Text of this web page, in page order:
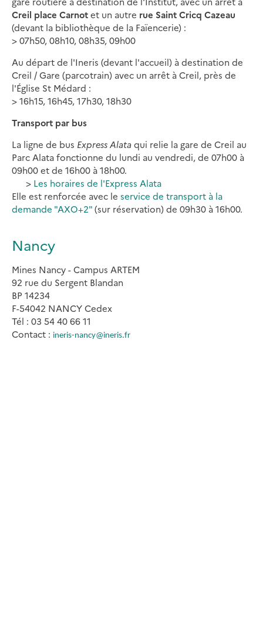
Creil place Carnotet un autre rue Saint Cricq Cazeau
(devant la bibliothèque de la Faïencerie) :
> 07h50, 08h10, 08h35, 09h00
Au départ de l'Ineris (devant l'accueil) à destination de
Creil / Gare (parcotrain) avec un arrêt à Creil, près de
l'Église St Médard :
> 16h15, 16h45, 17h30, 18h30
Transport par bus
La ligne de bus Express Alataqui relie la gare de Creil au
Parc Alata fonctionne du lundi au vendredi, de 07h00 à
09h00 et de 16h00 à 18h00.
> Les horaires de l'Express Alata
Elle est renforcée avec le service de transport à la
demande "AXO+2"(sur réservation) de 09h30 à 16h00.
Nancy
Mines Nancy - Campus ARTEM
92 rue du Sergent Blandan
BP 14234
F-54042 NANCY Cedex
Tél : 03 54 40 66 11
Contact : ineris-nancy@ineris.fr